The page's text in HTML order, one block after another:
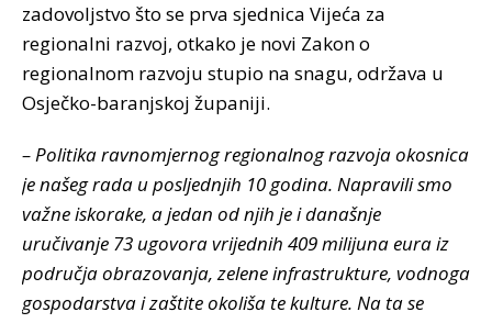
zadovoljstvo što se prva sjednica Vijeća za
regionalni razvoj, otkako je novi Zakon o
regionalnom razvoju stupio na snagu, održava u
Osječko-baranjskoj županiji.
– Politika ravnomjernog regionalnog razvoja okosnica
je našeg rada u posljednjih 10 godina. Napravili smo
važne iskorake, a jedan od njih je i današnje
uručivanje 73 ugovora vrijednih 409 milijuna eura iz
područja obrazovanja, zelene infrastrukture, vodnoga
gospodarstva i zaštite okoliša te kulture. Na ta se